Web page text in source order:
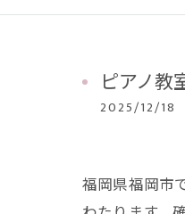
ピアノ
2025/12/18
福岡県福岡市